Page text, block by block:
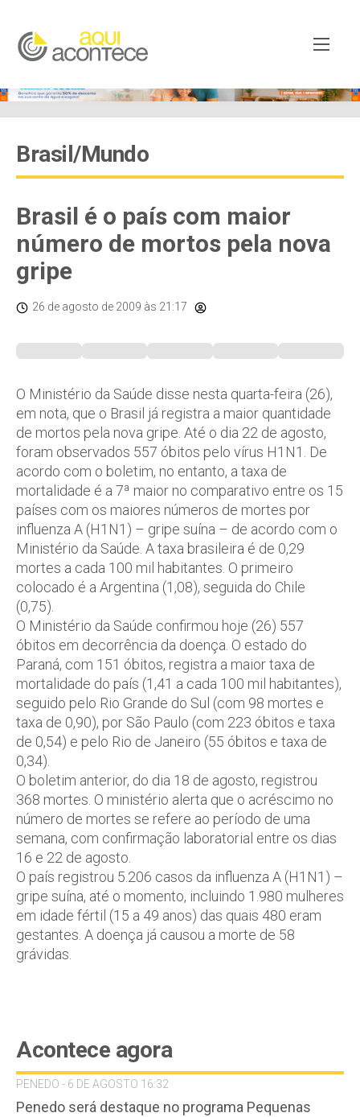
Brasil/Mundo
Brasil é o país com maior
número de mortos pela nova
gripe
26 de agosto de 2009 às 21:17
O Ministério da Saúde disse nesta quarta-feira (26),
em nota, que o Brasil já registra a maior quantidade
de mortos pela nova gripe. Até o dia 22 de agosto,
foram observados 557 óbitos pelo vírus H1N1. De
acordo com o boletim, no entanto, a taxa de
mortalidade é a 7ª maior no comparativo entre os 15
países com os maiores números de mortes por
influenza A (H1N1) – gripe suína – de acordo com o
Ministério da Saúde. A taxa brasileira é de 0,29
mortes a cada 100 mil habitantes. O primeiro
colocado é a Argentina (1,08), seguida do Chile
(0,75).
O Ministério da Saúde confirmou hoje (26) 557
óbitos em decorrência da doença. O estado do
Paraná, com 151 óbitos, registra a maior taxa de
mortalidade do país (1,41 a cada 100 mil habitantes),
seguido pelo Rio Grande do Sul (com 98 mortes e
taxa de 0,90), por São Paulo (com 223 óbitos e taxa
de 0,54) e pelo Rio de Janeiro (55 óbitos e taxa de
0,34).
O boletim anterior, do dia 18 de agosto, registrou
368 mortes. O ministério alerta que o acréscimo no
número de mortes se refere ao período de uma
semana, com confirmação laboratorial entre os dias
16 e 22 de agosto.
O país registrou 5.206 casos da influenza A (H1N1) –
gripe suína, até o momento, incluindo 1.980 mulheres
em idade fértil (15 a 49 anos) das quais 480 eram
gestantes. A doença já causou a morte de 58
grávidas.
Acontece agora
PENEDO - 6 DE AGOSTO 16:32
Penedo será destaque no programa Pequenas